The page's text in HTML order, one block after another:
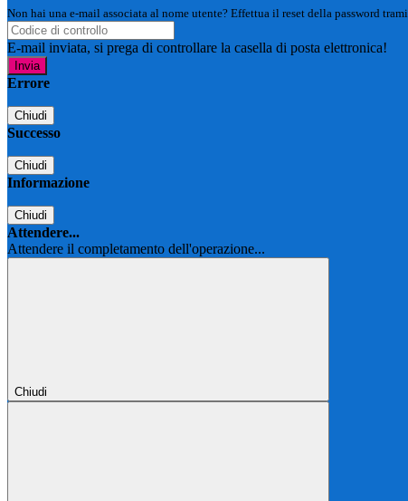
Non hai una e-mail associata al nome utente? Effettua il reset della password
E-mail inviata, si prega di controllare la casella di posta elettronica!
Errore
Chiudi
Successo
Chiudi
Informazione
Chiudi
Attendere...
Attendere il completamento dell'operazione...
Chiudi